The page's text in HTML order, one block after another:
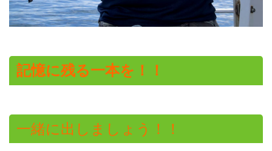
記憶に残る一本を！！
一緒に出しましょう！！